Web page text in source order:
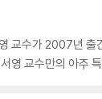
교수가 2007년 출
영 교수만의 아주